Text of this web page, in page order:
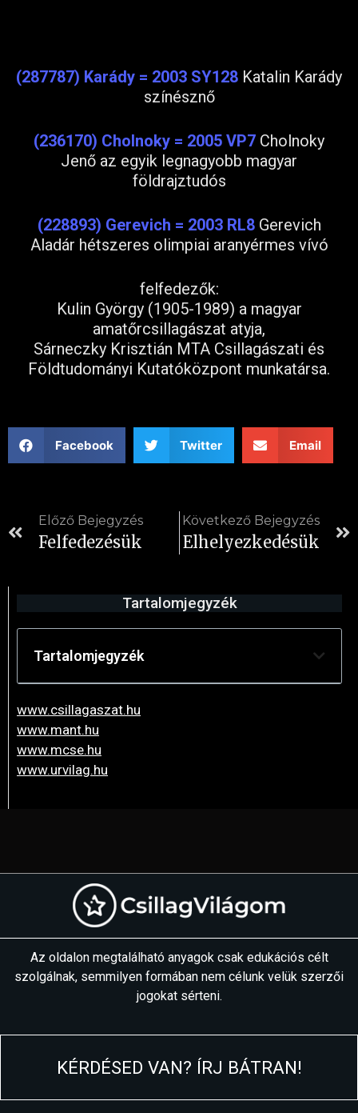
(287787) Karády = 2003 SY128 Katalin Karády
színésznő
(236170) Cholnoky = 2005 VP7 Cholnoky
Jenő az egyik legnagyobb magyar
földrajztudós
(228893) Gerevich = 2003 RL8 Gerevich
Aladár hétszeres olimpiai aranyérmes vívó
felfedezők:
Kulin György (1905-1989) a magyar
amatőrcsillagászat atyja,
Sárneczky Krisztián MTA Csillagászati és
Földtudományi Kutatóközpont munkatársa.
Facebook Twitter Email
Előző Bejegyzés
Felfedezésük
Következő Bejegyzés
Elhelyezkedésük
Tartalomjegyzék
Tartalomjegyzék
www.csillagaszat.hu
www.mant.hu
www.mcse.hu
www.urvilag.hu
Az oldalon megtalálható anyagok csak edukációs célt
szolgálnak, semmilyen formában nem célunk velük szerzői
jogokat sérteni.
KÉRDÉSED VAN? ÍRJ BÁTRAN!